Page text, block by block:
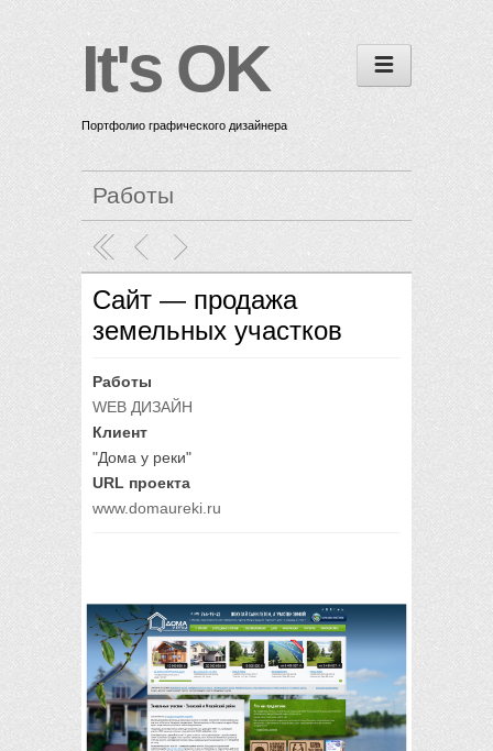
It's OK
Портфолио графического дизайнера
Работы
Сайт — продажа
земельных участков
Работы
WEB ДИЗАЙН
Клиент
"Дома у реки"
URL проекта
www.domaureki.ru